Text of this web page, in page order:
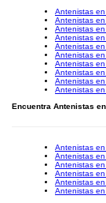
Antenistas
Antenistas
Antenistas
Antenistas
Antenistas en
Antenistas
Antenistas
Antenistas
Antenistas
Antenistas
Encuentra Antenistas
Antenistas
Antenistas
Antenistas
Antenistas en
Antenistas
Antenistas